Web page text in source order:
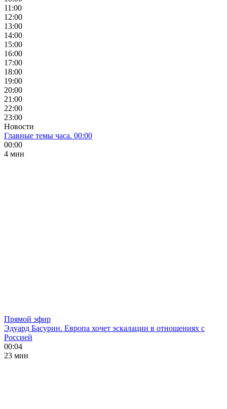
11:00
12:00
13:00
14:00
15:00
16:00
17:00
18:00
19:00
20:00
21:00
22:00
23:00
Новости
Главные темы часа. 00:00
00:00
4 мин
Прямой эфир
Эдуард Басурин. Европа хочет эскалации в отношениях с
Россией
00:04
23 мин